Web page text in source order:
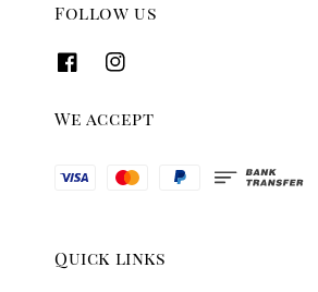
Follow us
We accept
Quick links